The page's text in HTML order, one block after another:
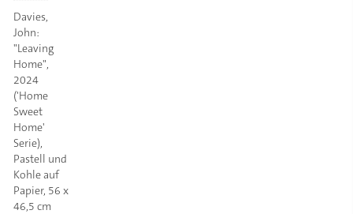
Davies,
John:
"Leaving
Home",
2024
('Home
Sweet
Home'
Serie),
Pastell und
Kohle auf
Papier, 56 x
46,5 cm